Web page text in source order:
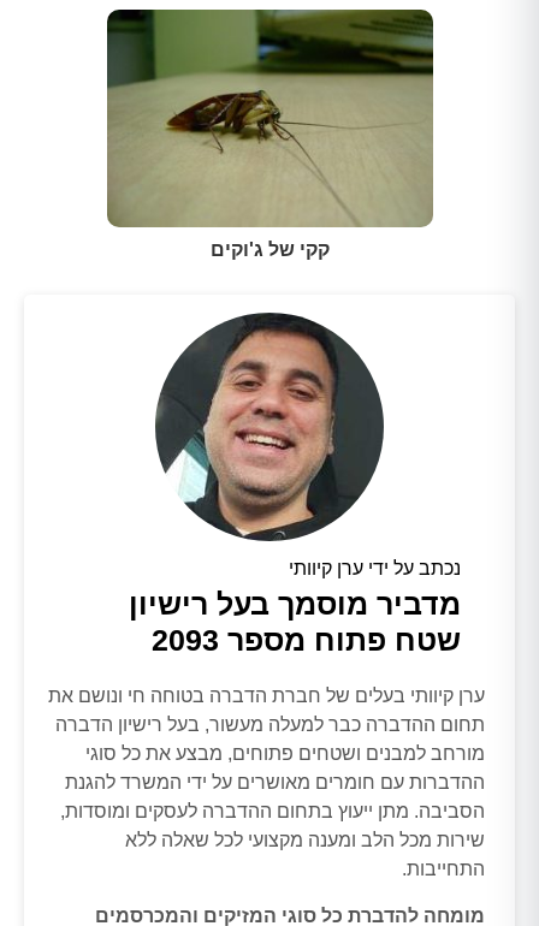
קקי של ג'וקים
נכתב על ידי ערן קיוותי
מדביר מוסמך בעל רישיון
שטח פתוח מספר 2093
ערן קיוותי בעלים של חברת הדברה בטוחה חי ונושם את
תחום ההדברה כבר למעלה מעשור, בעל רישיון הדברה
מורחב למבנים ושטחים פתוחים, מבצע את כל סוגי
ההדברות עם חומרים מאושרים על ידי המשרד להגנת
הסביבה. מתן ייעוץ בתחום ההדברה לעסקים ומוסדות,
שירות מכל הלב ומענה מקצועי לכל שאלה ללא
התחייבות.
מומחה להדברת כל סוגי המזיקים והמכרסמים